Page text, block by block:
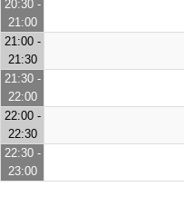
20:30 -
21:00
21:00 -
21:30
21:30 -
22:00
22:00 -
22:30
22:30 -
23:00